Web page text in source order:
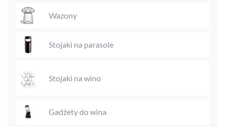
Wazony
Stojaki na parasole
Stojaki na wino
Gadżety do wina